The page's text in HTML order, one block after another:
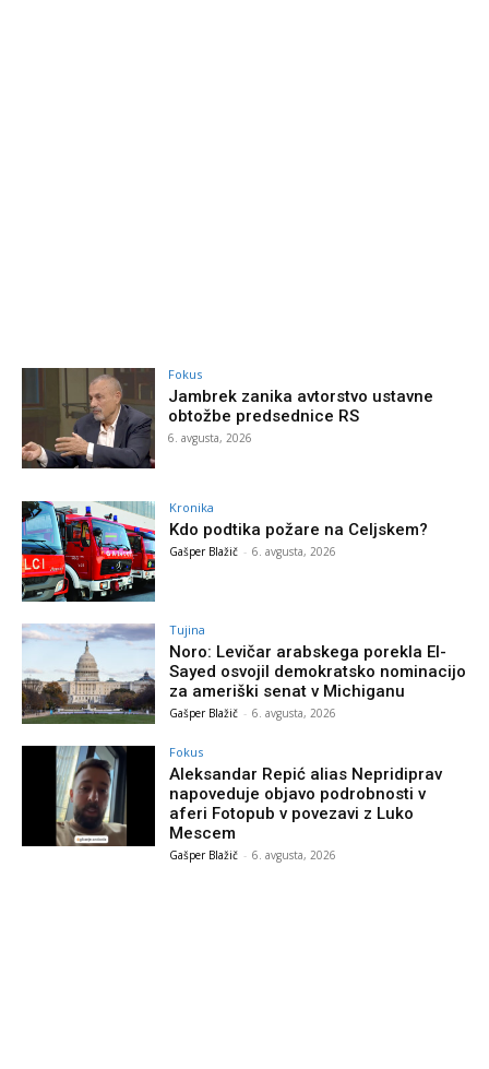
Fokus
Jambrek zanika avtorstvo ustavne
obtožbe predsednice RS
6. avgusta, 2026
Kronika
Kdo podtika požare na Celjskem?
Gašper Blažič - 6. avgusta, 2026
Tujina
Noro: Levičar arabskega porekla El-
Sayed osvojil demokratsko nominacijo
za ameriški senat v Michiganu
Gašper Blažič - 6. avgusta, 2026
Fokus
Aleksandar Repić alias Nepridiprav
napoveduje objavo podrobnosti v
aferi Fotopub v povezavi z Luko
Mescem
Gašper Blažič - 6. avgusta, 2026